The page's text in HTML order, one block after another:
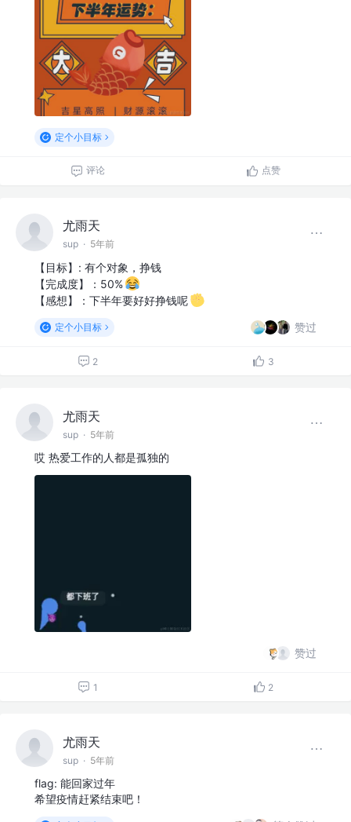
定个小目标
评论 点赞
尤雨天
sup · 5年前
【目标】: 有个对象，挣钱
【完成度】：50%
【感想】：下半年要好好挣钱呢
定个小目标 赞过
2 3
尤雨天
sup · 5年前
哎 热爱工作的人都是孤独的
赞过
1 2
尤雨天
sup · 5年前
flag: 能回家过年
希望疫情赶紧结束吧！